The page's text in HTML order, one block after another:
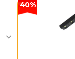
40%